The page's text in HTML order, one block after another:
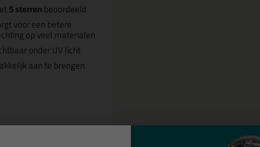
5 sterrenbeoordeeld
voor een betere
op veel materialen
onder UV licht
aan te brengen